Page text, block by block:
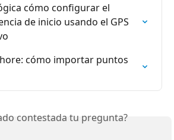
cómo configurar el
de inicio usando el GPS
cómo importar puntos
contestada tu pregunta?